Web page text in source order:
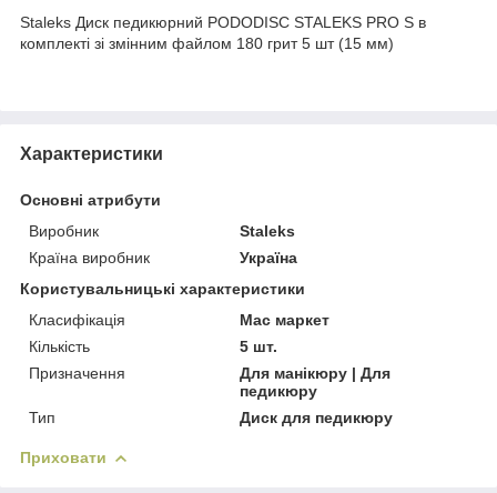
Staleks Диск педикюрний PODODISC STALEKS PRO S в
комплекті зі змінним файлом 180 грит 5 шт (15 мм)
Характеристики
Основні атрибути
Виробник
Staleks
Країна виробник
Україна
Користувальницькі характеристики
Класифікація
Мас маркет
Кількість
5 шт.
Призначення
Для манікюру | Для
педикюру
Тип
Диск для педикюру
Приховати